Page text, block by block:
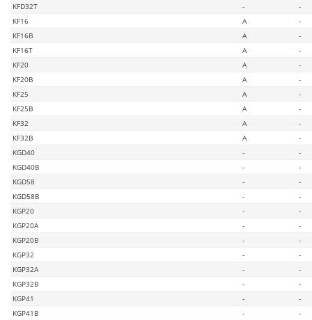
KFD32T
-
-
KF16
A
-
KF16B
A
-
KF16T
A
-
KF20
A
-
KF20B
A
-
KF25
A
-
KF25B
A
-
KF32
A
-
KF32B
A
-
KGD40
-
-
KGD40B
-
-
KGD58
-
-
KGD58B
-
-
KGP20
-
-
KGP20A
-
-
KGP20B
-
-
KGP32
-
-
KGP32A
-
-
KGP32B
-
-
KGP41
-
-
KGP41B
-
-